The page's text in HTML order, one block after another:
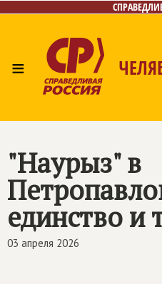
≡
"Наурыз" в
единство и
03 апреля 2026